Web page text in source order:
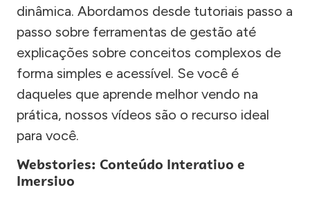
dinâmica. Abordamos desde tutoriais passo a
passo sobre ferramentas de gestão até
explicações sobre conceitos complexos de
forma simples e acessível. Se você é
daqueles que aprende melhor vendo na
prática, nossos vídeos são o recurso ideal
para você.
Webstories: Conteúdo Interativo e
Imersivo